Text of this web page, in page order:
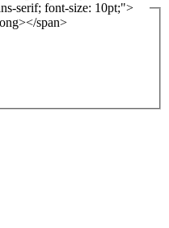
serif; font-size: 10pt;">
span>